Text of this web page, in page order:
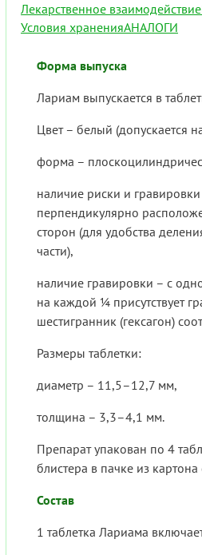
Лекарственное взаимодействие
Условия храненияАНАЛОГИ
Форма выпуска
Лариам выпускается в
Цвет – белый (допускается
форма –
наличие риски и
перпендикулярно
сторон (для удобства
части),
наличие гравировки – с
на каждой ¼ присутствует
шестигранник (гексагон)
Размеры таблетки:
диаметр – 11,5–12,7 мм,
толщина – 3,3–4,1 мм.
Препарат упакован по 4
блистера в пачке из
Состав
1 таблетка Лариама